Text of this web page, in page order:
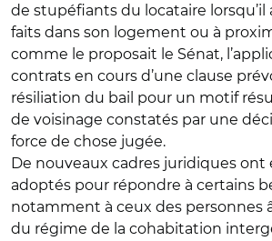
de stupéfiants du locataire
faits dans son logement ou à
comme le proposait le Sénat,
contrats en cours d’une clause
résiliation du bail pour un motif
de voisinage constatés par une
force de chose jugée.
De nouveaux cadres juridiques ont
adoptés pour répondre à certains
notamment à ceux des personnes
du régime de la cohabitation